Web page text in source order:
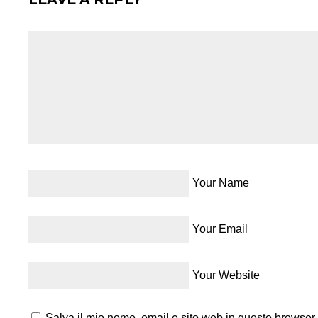
Your Name
Your Email
Your Website